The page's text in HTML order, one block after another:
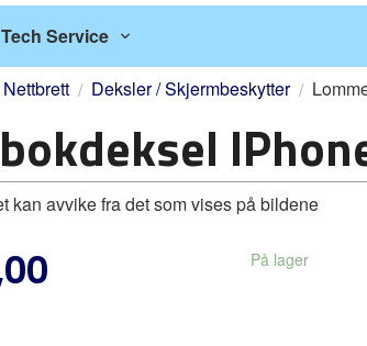
Tech Service
Deksler / Skjermbeskytter
kan avvike fra det som vises på bildene
På lager